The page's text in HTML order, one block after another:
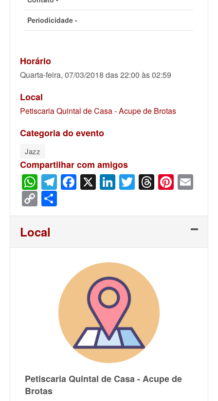
Periodicidade -
Horário
Quarta-feira, 07/03/2018 das 22:00 às 02:59
Local
Petiscaria Quintal de Casa - Acupe de Brotas
Categoria do evento
Jazz
Compartilhar com amigos
WhatsApp
Telegram
Facebook
X LinkedIn
Twitter
Threads
Copy
Link
Local
Petiscaria Quintal de Casa - Acupe de
Brotas